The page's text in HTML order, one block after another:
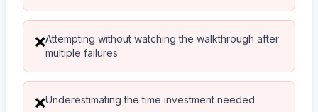
❌Attempting without watching the walkthrough after
multiple failures
❌Underestimating the time investment needed